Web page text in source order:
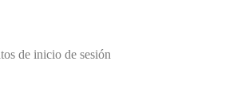
de inicio de sesión